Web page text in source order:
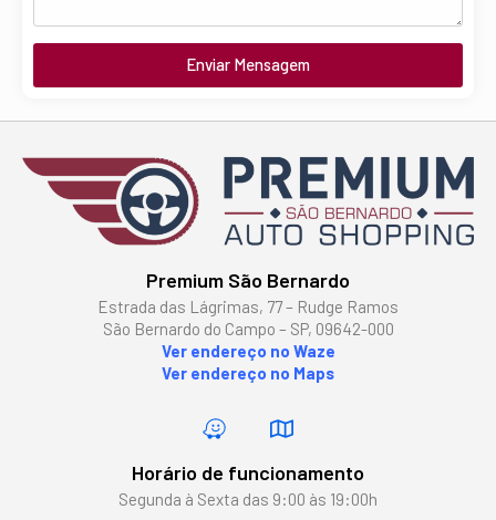
Enviar Mensagem
Premium São Bernardo
Estrada das Lágrimas, 77 – Rudge Ramos
São Bernardo do Campo – SP, 09642-000
Ver endereço no Waze
Ver endereço no Maps
Horário de funcionamento
Segunda à Sexta das 9:00 às 19:00h